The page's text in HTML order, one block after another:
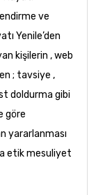
ve
Yenile’den
kişilerin , web
; tavsiye ,
doldurma gibi
göre
yararlanması
etik mesuliyet